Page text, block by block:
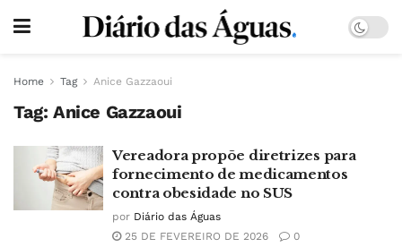
Home Tag Anice Gazzaoui
Tag: Anice Gazzaoui
Vereadora propõe diretrizes para
fornecimento de medicamentos
contra obesidade no SUS
por Diário das Águas
25 DE FEVEREIRO DE 2026
0